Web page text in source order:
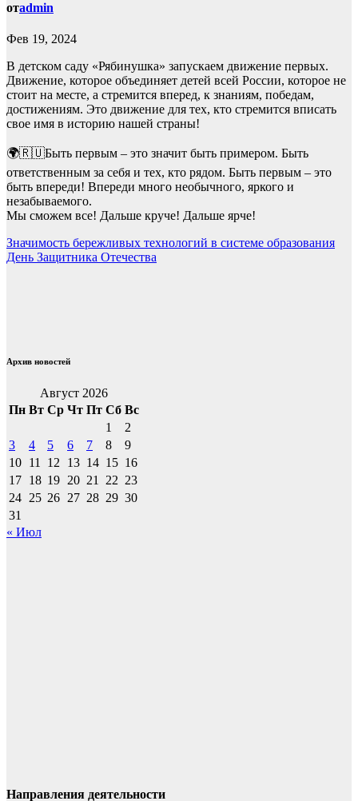
отadmin
Фев 19, 2024
В детском саду «Рябинушка» запускаем движение первых.
Движение, которое объединяет детей всей России, которое не
стоит на месте, а стремится вперед, к знаниям, победам,
достижениям. Это движение для тех, кто стремится вписать
свое имя в историю нашей страны!
🌍🇷🇺Быть первым – это значит быть примером. Быть
ответственным за себя и тех, кто рядом. Быть первым – это
быть впереди! Впереди много необычного, яркого и
незабываемого.
Мы сможем все! Дальше круче! Дальше ярче!
Навигация
по
Значимость бережливых технологий в системе образования
День Защитника Отечества
Архив новостей
Август 2026
Пн Вт Ср Чт Пт Сб Вс
1
2
3
4 5 6 7 8
9
10 11 12 13 14 15 16
17 18 19 20 21 22 23
24 25 26 27 28 29 30
31
« Июл
Направления деятельности